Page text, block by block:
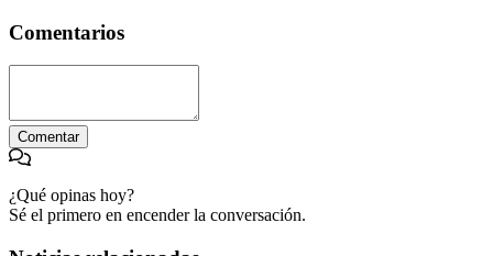
Comentarios
Comentar
¿Qué opinas hoy?
Sé el primero en encender la conversación.